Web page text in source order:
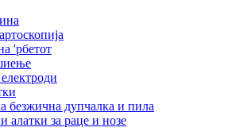
'рбетот
безжична дупчалка и пила
алатки за раце и нозе